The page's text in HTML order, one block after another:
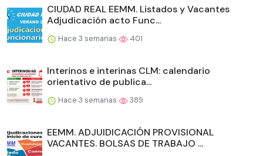
CIUDAD REAL EEMM. Listados y Vacantes
Adjudicación acto Func...
Hace 3 semanas 401
Interinos e interinas CLM: calendario
orientativo de publica...
Hace 3 semanas 389
EEMM. ADJUIDICACIÓN PROVISIONAL
VACANTES. BOLSAS DE TRABAJO ...